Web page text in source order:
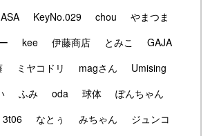
ASA KeyNo.029 chou
やまつま
kee 伊藤商店 とみこ
GAJA
ミヤコドリ magさん
Umising
ふみ oda 球体
ぽんちゃん
3t06 なとぅ みちゃん
ジュンコ